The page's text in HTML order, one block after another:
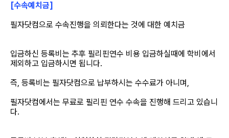
[수속예치금]
필자닷컴으로 수속진행을 의뢰한다는 것에 대한 예치금
입금하신 등록비는 추후 필리핀연수 비용 입금하실때에 학비에서
제외하고 입금하시면 됩니다.
즉, 등록비는 필자닷컴으로 납부하시는 수수료가 아니며,
필자닷컴에서는 무료로 필리핀 연수 수속을 진행해 드리고 있습니
다.